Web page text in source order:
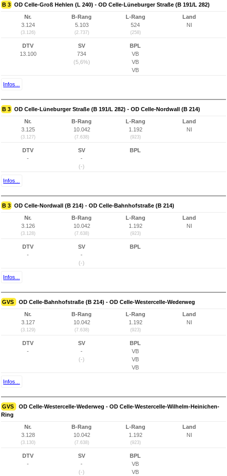
B 3 OD Celle-Groß Hehlen (L 240) - OD Celle-Lüneburger Straße (B 191/L 282)
Nr.
3.124
(3.126)
B-Rang
5.103
(2.737)
L-Rang
524
(258)
Land
NI
DTV
13.100
SV
734
(5,6%)
BPL
VB
VB
VB
Infos...
B 3 OD Celle-Lüneburger Straße (B 191/L 282) - OD Celle-Nordwall (B 214)
Nr.
3.125
(3.127)
B-Rang
10.042
(7.638)
L-Rang
1.192
(923)
Land
NI
DTV
-
SV
-
(-)
BPL
Infos...
B 3 OD Celle-Nordwall (B 214) - OD Celle-Bahnhofstraße (B 214)
Nr.
3.126
(3.128)
B-Rang
10.042
(7.638)
L-Rang
1.192
(923)
Land
NI
DTV
-
SV
-
(-)
BPL
Infos...
GVS OD Celle-Bahnhofstraße (B 214) - OD Celle-Westercelle-Wederweg
Nr.
3.127
(3.129)
B-Rang
10.042
(7.638)
L-Rang
1.192
(923)
Land
NI
DTV
-
SV
-
(-)
BPL
VB
VB
VB
Infos...
GVS
OD Celle-Westercelle-Wederweg - OD Celle-Westercelle-Wilhelm-Heinichen-
Ring
Nr.
3.128
(3.130)
B-Rang
10.042
(7.638)
L-Rang
1.192
(923)
Land
NI
DTV
-
SV
-
(-)
BPL
VB
VB